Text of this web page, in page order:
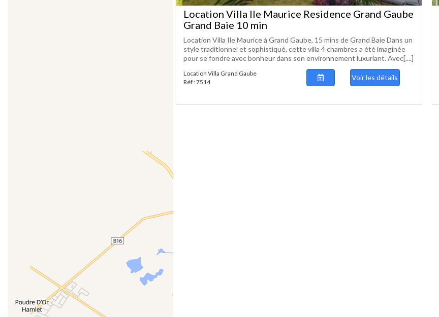
Location Villa Ile Maurice Residence Grand Gaube
Grand Baie 10 min
Location Villa Ile Maurice à Grand Gaube, 15 mins de Grand Baie Dans un
style traditionnel et sophistiqué, cette villa 4 chambres a été imaginée
pour se fondre avec bonheur dans son environnement luxuriant. Avec[....]
Location Villa Grand Gaube
Réf : 7514
Voir les détails